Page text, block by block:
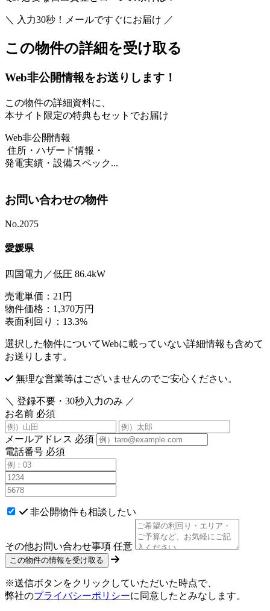
＼ 入力30秒！メールですぐにお届け ／
この物件の詳細を受け取る
Web非公開情報をお送りします！
この物件の詳細資料に、
本サイト限定の特典もセットでお届け
Web非公開情報
住所・ハザード情報・
発電実績・設備スペック...
お問い合わせの物件
No.2075
愛媛県
四国電力／低圧 86.4kW
売電単価： 21円
物件価格： 1,370万円
表面利回り： 13.3%
選択した物件についてWebに載っていない詳細情報も含めて
お送りします。
無理な営業等はございませんのでご安心ください。
＼ 登録不要・30秒入力のみ ／
お名前 必須
メールアドレス 必須
電話番号 必須
非公開物件も相談したい
その他お問い合わせ事項 任意
※送信ボタンをクリックしていただいた時点で、
弊社のプライバシーポリシーに同意したとみなします。